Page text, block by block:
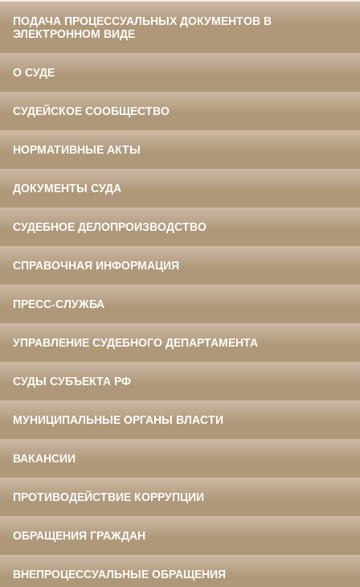
ПОДАЧА ПРОЦЕССУАЛЬНЫХ ДОКУМЕНТОВ В
ЭЛЕКТРОННОМ ВИДЕ
О СУДЕ
СУДЕЙСКОЕ СООБЩЕСТВО
НОРМАТИВНЫЕ АКТЫ
ДОКУМЕНТЫ СУДА
СУДЕБНОЕ ДЕЛОПРОИЗВОДСТВО
СПРАВОЧНАЯ ИНФОРМАЦИЯ
ПРЕСС-СЛУЖБА
УПРАВЛЕНИЕ СУДЕБНОГО ДЕПАРТАМЕНТА
СУДЫ СУБЪЕКТА РФ
МУНИЦИПАЛЬНЫЕ ОРГАНЫ ВЛАСТИ
ВАКАНСИИ
ПРОТИВОДЕЙСТВИЕ КОРРУПЦИИ
ОБРАЩЕНИЯ ГРАЖДАН
ВНЕПРОЦЕССУАЛЬНЫЕ ОБРАЩЕНИЯ